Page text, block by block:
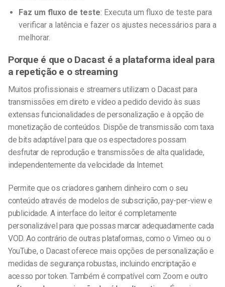
Faz um fluxo de teste: Executa um fluxo de teste para
verificar a latência e fazer os ajustes necessários para a
melhorar.
Porque é que o Dacast é a plataforma ideal para
a repetição e o streaming
Muitos profissionais e streamers utilizam o Dacast para
transmissões em direto e vídeo a pedido devido às suas
extensas funcionalidades de personalização e à opção de
monetização de conteúdos. Dispõe de transmissão com taxa
de bits adaptável para que os espectadores possam
desfrutar de reprodução e transmissões de alta qualidade,
independentemente da velocidade da Internet.
Permite que os criadores ganhem dinheiro com o seu
conteúdo através de modelos de subscrição, pay-per-view e
publicidade. A interface do leitor é completamente
personalizável para que possas marcar adequadamente cada
VOD. Ao contrário de outras plataformas, como o Vimeo ou o
YouTube, o Dacast oferece mais opções de personalização e
medidas de segurança robustas, incluindo encriptação e
acesso por token. Também é compatível com Zoom eoutro